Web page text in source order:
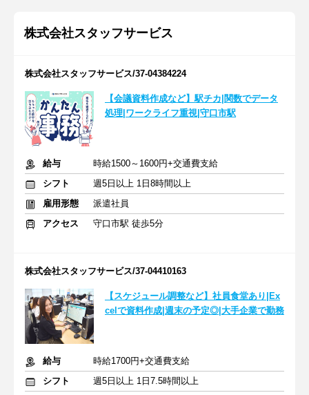
株式会社スタッフサービス
株式会社スタッフサービス/37-04384224
【会議資料作成など】駅チカ|関数でデータ
処理|ワークライフ重視|守口市駅
給与
時給1500～1600円+交通費支給
シフト
週5日以上 1日8時間以上
雇用形態
派遣社員
アクセス
守口市駅 徒歩5分
株式会社スタッフサービス/37-04410163
【スケジュール調整など】社員食堂あり|Ex
celで資料作成|週末の予定◎|大手企業で勤務
給与
時給1700円+交通費支給
シフト
週5日以上 1日7.5時間以上